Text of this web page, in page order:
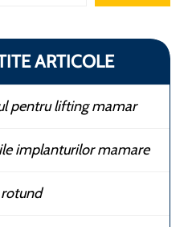
ARTICOLE
pentru lifting mamar
implanturilor mamare